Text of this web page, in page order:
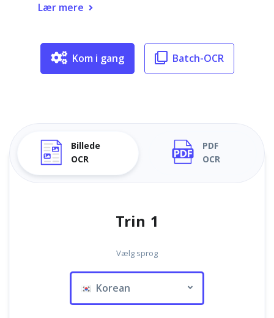
Lær mere
Kom i gang Batch-OCR
Billede
OCR
PDF
OCR
Trin 1
Vælg sprog
Korean